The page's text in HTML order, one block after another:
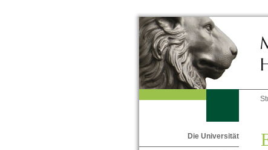
Die Universität